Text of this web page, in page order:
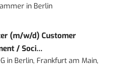
in Berlin
(m/w/d) Customer
/ Soci...
in Berlin, Frankfurt am Main,